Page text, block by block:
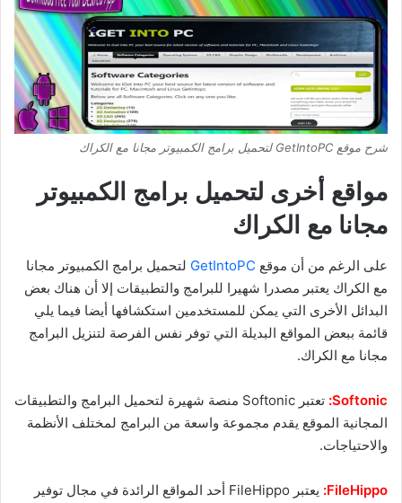
شرح موقع GetIntoPC لتحميل برامج الكمبيوتر مجانا مع الكراك
مواقع أخرى لتحميل برامج الكمبيوتر
مجانا مع الكراك
على الرغم من أن موقع GetIntoPC لتحميل برامج الكمبيوتر مجانا
مع الكراك يعتبر مصدرا شهيرا للبرامج والتطبيقات إلا أن هناك بعض
البدائل الأخرى التي يمكن للمستخدمين استكشافها أيضا فيما يلي
قائمة ببعض المواقع البديلة التي توفر نفس الفرصة لتنزيل البرامج
مجانا مع الكراك.
Softonic:
تعتبر Softonic منصة شهيرة لتحميل البرامج والتطبيقات
المجانية الموقع يقدم مجموعة واسعة من البرامج لمختلف الأنظمة
والاحتياجات.
FileHippo: يعتبر FileHippo أحد المواقع الرائدة في مجال توفير